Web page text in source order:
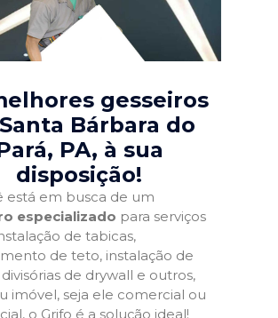
gesseiros
Bárbara do
PA, à sua
disposição!
está em busca de um
especializado para serviços
de tabicas,
de teto, instalação de
divisórias de drywall e outros,
imóvel, seja ele comercial ou
o Grifo é a solução ideal!